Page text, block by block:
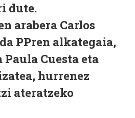
dute.
arabera Carlos
PPren alkategaia,
Cuesta eta
hurrenez
ateratzeko